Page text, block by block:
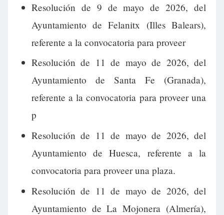
Resolución de 9 de mayo de 2026, del
Ayuntamiento de Felanitx (Illes Balears),
referente a la convocatoria para proveer
Resolución de 11 de mayo de 2026, del
Ayuntamiento de Santa Fe (Granada),
referente a la convocatoria para proveer una
p
Resolución de 11 de mayo de 2026, del
Ayuntamiento de Huesca, referente a la
convocatoria para proveer una plaza.
Resolución de 11 de mayo de 2026, del
Ayuntamiento de La Mojonera (Almería),